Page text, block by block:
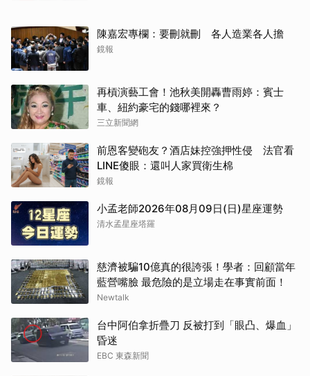
陳嘉宏專欄：要刪就刪 各人造業各人擔
鏡報
再槓演藝工會！池秋美開轟曹雨婷：賓士
車、紐約豪宅的錢哪裡來？
三立新聞網
前恩客變砲友？酒店妹控強押性侵 法官看
LINE傻眼：還叫人家買衛生棉
鏡報
小孟老師2026年08月09日(日)星座運勢
清水孟星座塔羅
慈濟被騙10億真的很誇張！學者：回顧當年
藍營嘴臉 最危險的是立場走在事實前面！
Newtalk
台中阿伯拿折疊刀 反被打到「眼凸、爆血」
昏迷
EBC 東森新聞